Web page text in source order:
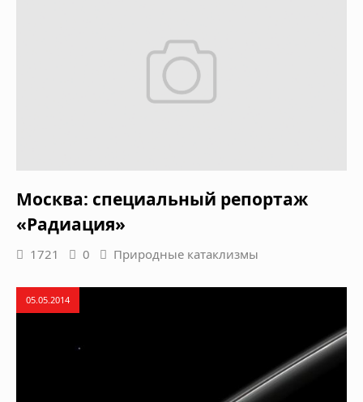
Москва: специальный репортаж
«Радиация»
1721 0 Природные катаклизмы
05.05.2014